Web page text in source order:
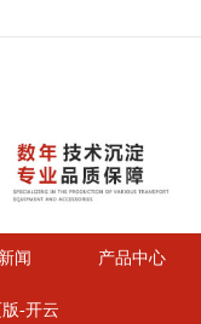
闻 产品中心
-开云